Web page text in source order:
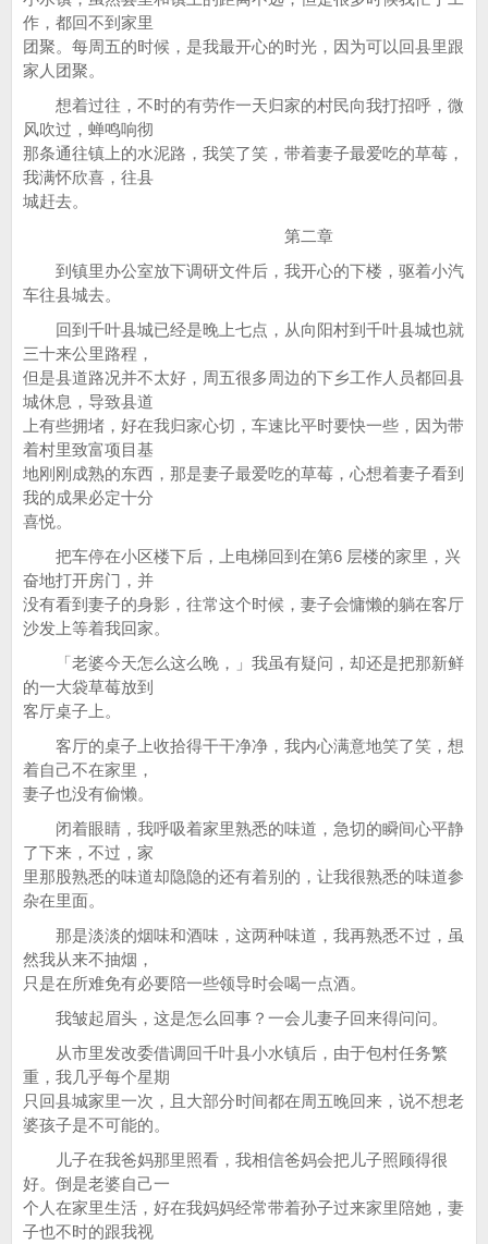
作，都回不到家里
团聚。每周五的时候，是我最开心的时光，因为可以回县里跟
家人团聚。
想着过往，不时的有劳作一天归家的村民向我打招呼，微
风吹过，蝉鸣响彻
那条通往镇上的水泥路，我笑了笑，带着妻子最爱吃的草莓，
我满怀欣喜，往县
城赶去。
第二章
到镇里办公室放下调研文件后，我开心的下楼，驱着小汽
车往县城去。
回到千叶县城已经是晚上七点，从向阳村到千叶县城也就
三十来公里路程，
但是县道路况并不太好，周五很多周边的下乡工作人员都回县
城休息，导致县道
上有些拥堵，好在我归家心切，车速比平时要快一些，因为带
着村里致富项目基
地刚刚成熟的东西，那是妻子最爱吃的草莓，心想着妻子看到
我的成果必定十分
喜悦。
把车停在小区楼下后，上电梯回到在第6 层楼的家里，兴
奋地打开房门，并
没有看到妻子的身影，往常这个时候，妻子会慵懒的躺在客厅
沙发上等着我回家。
「老婆今天怎么这么晚，」我虽有疑问，却还是把那新鲜
的一大袋草莓放到
客厅桌子上。
客厅的桌子上收拾得干干净净，我内心满意地笑了笑，想
着自己不在家里，
妻子也没有偷懒。
闭着眼睛，我呼吸着家里熟悉的味道，急切的瞬间心平静
了下来，不过，家
里那股熟悉的味道却隐隐的还有着别的，让我很熟悉的味道参
杂在里面。
那是淡淡的烟味和酒味，这两种味道，我再熟悉不过，虽
然我从来不抽烟，
只是在所难免有必要陪一些领导时会喝一点酒。
我皱起眉头，这是怎么回事？一会儿妻子回来得问问。
从市里发改委借调回千叶县小水镇后，由于包村任务繁
重，我几乎每个星期
只回县城家里一次，且大部分时间都在周五晚回来，说不想老
婆孩子是不可能的。
儿子在我爸妈那里照看，我相信爸妈会把儿子照顾得很
好。倒是老婆自己一
个人在家里生活，好在我妈妈经常带着孙子过来家里陪她，妻
子也不时的跟我视